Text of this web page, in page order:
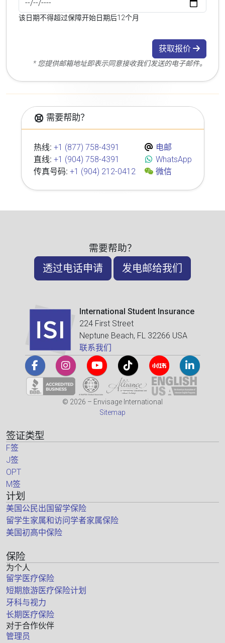
该日期不得超过保障开始日期后12个月
获取报价
* 您提供邮箱地址即表示同意接收我们发送的电子邮件。
需要帮助？
热线: +1 (877) 758-4391
直线: +1 (904) 758-4391
传真号码: +1 (904) 212-0412
电邮
WhatsApp
微信
需要帮助？
透过电话申请 发电邮给我们
International Student Insurance
224 First Street
Neptune Beach, FL 32266 USA
联系我们
© 2026 – Envisage International
Sitemap
签证类型
F签
J签
OPT
M签
计划
美国公民出国留学保险
留学生家属和访问学者家属保险
美国初高中保险
保险
为个人
留学医疗保险
短期旅游医疗保险计划
牙科与视力
长期医疗保险
对于合作伙伴
管理员